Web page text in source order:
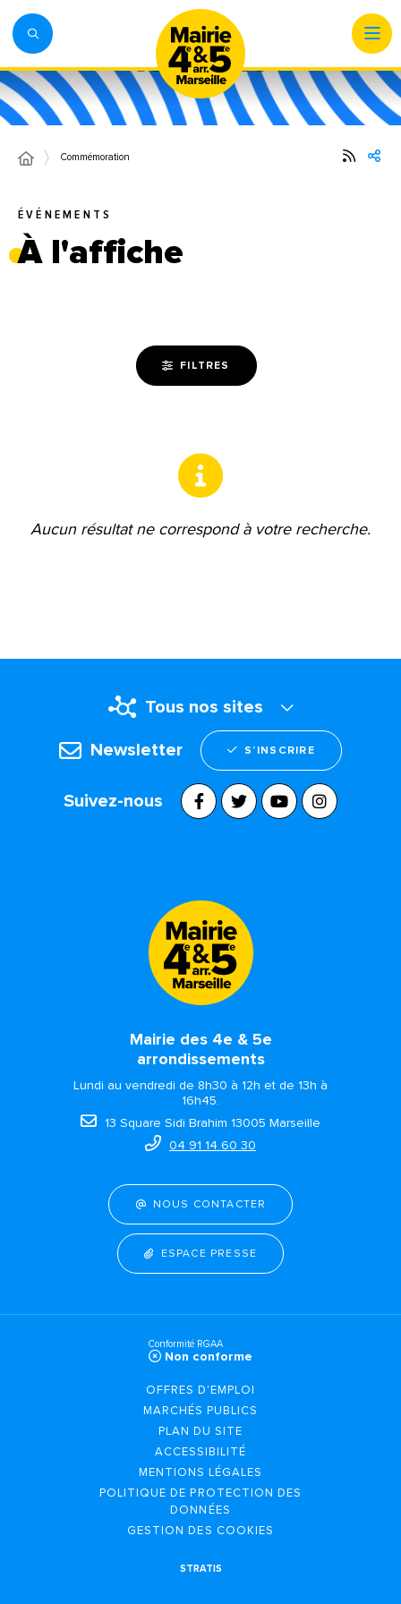
Commémoration
ÉVÉNEMENTS
À l'affiche
FILTRES
Aucun résultat ne correspond à votre recherche.
Tous nos sites
Newsletter S’INSCRIRE
Suivez-nous
Mairie des 4e & 5e
arrondissements
Lundi au vendredi de 8h30 à 12h et de 13h à
16h45.
13 Square Sidi Brahim 13005 Marseille
04 91 14 60 30
NOUS CONTACTER
ESPACE PRESSE
Conformité RGAA
Non conforme
OFFRES D'EMPLOI
MARCHÉS PUBLICS
PLAN DU SITE
ACCESSIBILITÉ
MENTIONS LÉGALES
POLITIQUE DE PROTECTION DES
DONNÉES
GESTION DES COOKIES
STRATIS